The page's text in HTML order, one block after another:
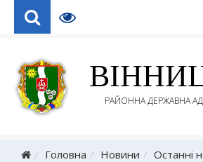
РАЙОННА ДЕРЖАВНА
Головна Новини Останні